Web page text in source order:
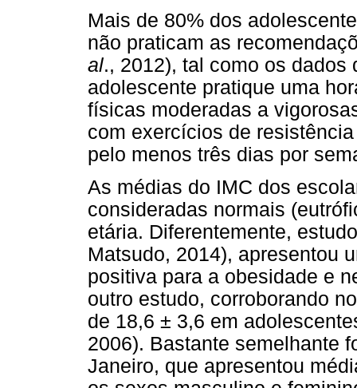
Mais de 80% dos
não praticam as
al., 2012), tal como os dados
adolescente pratique uma
físicas moderadas a
com exercícios de
pelo menos três dias por
As médias do IMC dos
consideradas normais
etária. Diferentemente,
Matsudo, 2014), apresentou
positiva para a obesidade e
outro estudo, corroborando
de 18,6 ± 3,6 em
2006). Bastante semelhante
Janeiro, que apresentou